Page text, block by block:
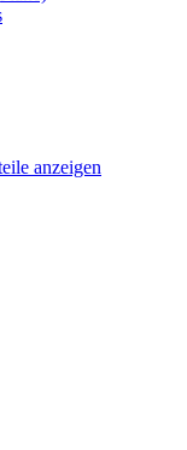
anzeigen